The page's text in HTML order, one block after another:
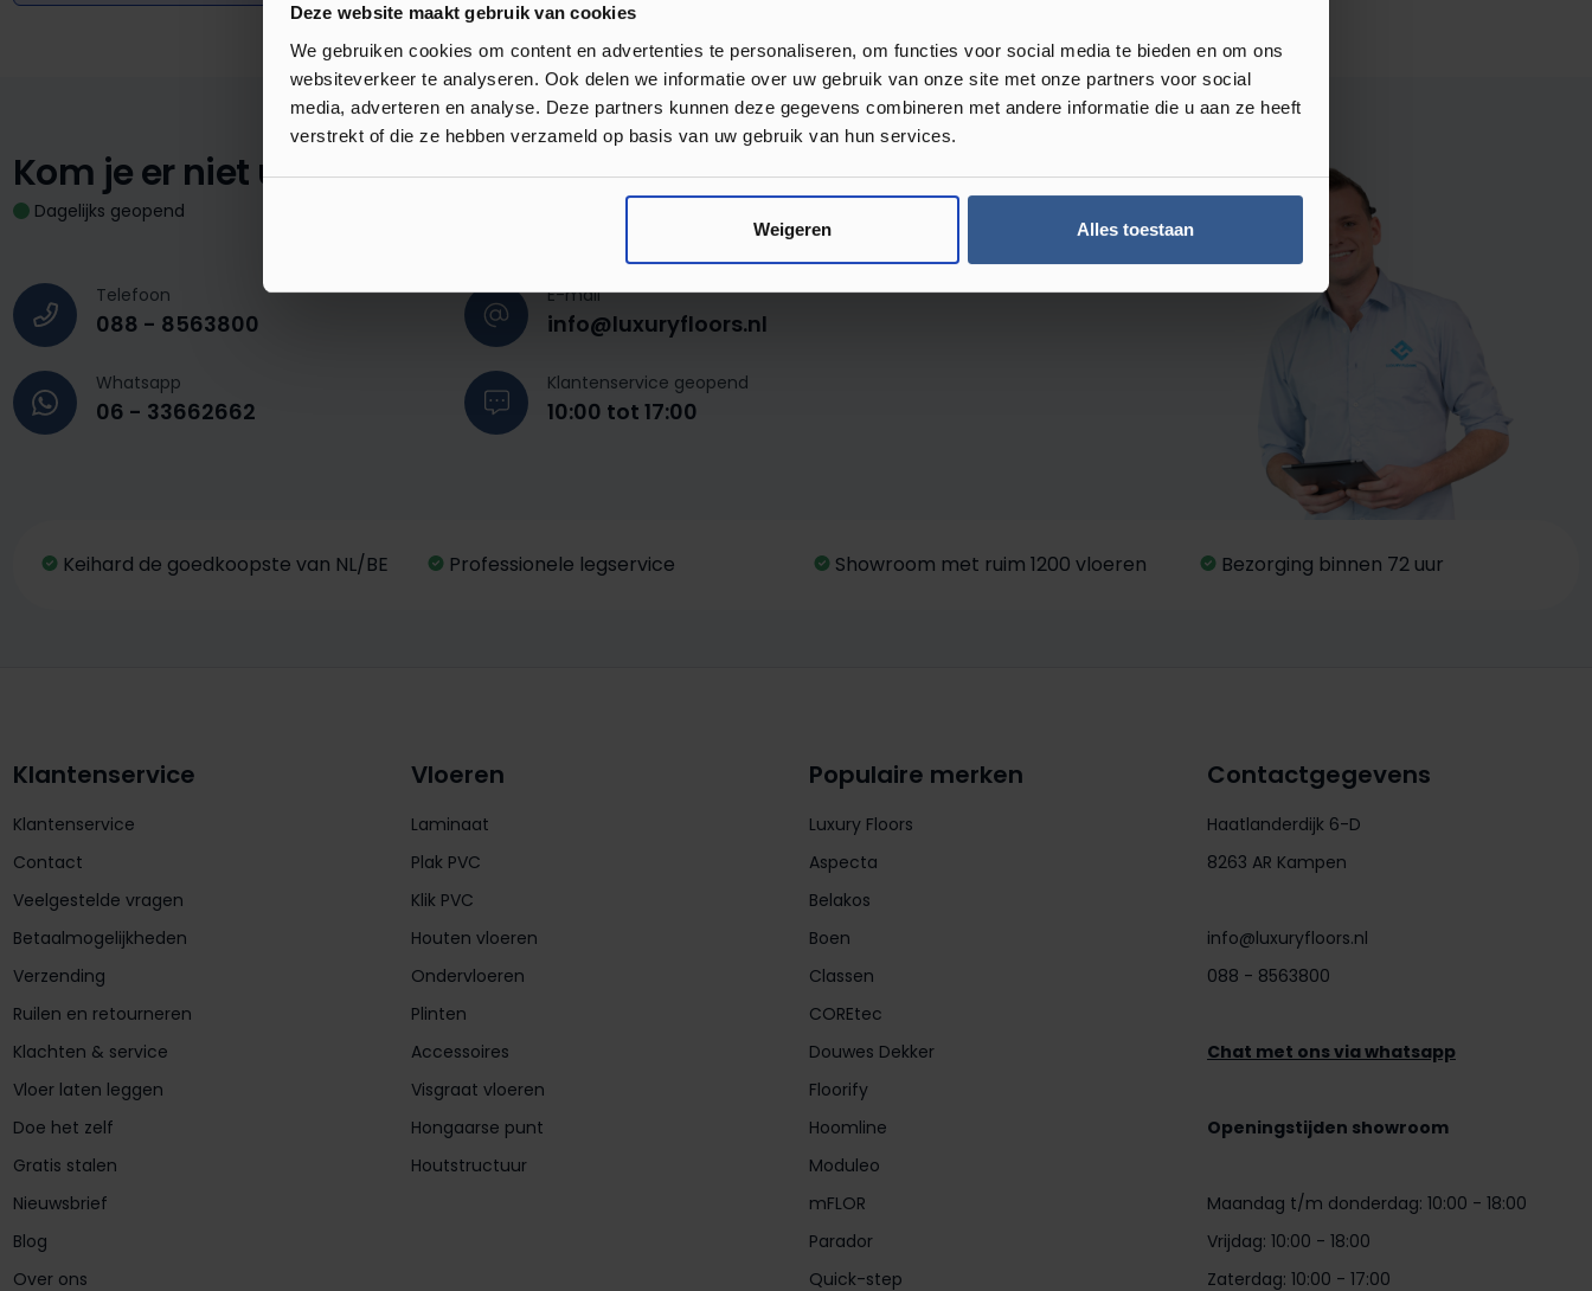
Deze website maakt gebruik van cookies
We gebruiken cookies om content en advertenties te personaliseren, om functies voor social media te bieden en om ons
websiteverkeer te analyseren. Ook delen we informatie over uw gebruik van onze site met onze partners voor social
media, adverteren en analyse. Deze partners kunnen deze gegevens combineren met andere informatie die u aan ze heeft
verstrekt of die ze hebben verzameld op basis van uw gebruik van hun services.
Weigeren Alles toestaan
Kom je er niet uit?We staan voor je klaar!
Dagelijks geopend
Telefoon
088 - 8563800
E-mail
info@luxuryfloors.nl
Whatsapp
06 - 33662662
Klantenservice geopend
10:00 tot 17:00
Keihard de goedkoopste van NL/BE Professionele legservice Showroom met ruim 1200 vloeren Bezorging binnen 72 uur
Contactgegevens
Haatlanderdijk 6-D
8263 AR Kampen
info@luxuryfloors.nl
088 - 8563800
Chat met ons via whatsapp
Openingstijden showroom
Maandag t/m donderdag: 10:00 - 18:00
Vrijdag: 10:00 - 18:00
Zaterdag: 10:00 - 17:00
Klantenservice
Klantenservice
Contact
Veelgestelde vragen
Betaalmogelijkheden
Verzending
Ruilen en retourneren
Klachten & service
Vloer laten leggen
Doe het zelf
Gratis stalen
Nieuwsbrief
Blog
Over ons
Vloeren
Laminaat
Plak PVC
Klik PVC
Houten vloeren
Ondervloeren
Plinten
Accessoires
Visgraat vloeren
Hongaarse punt
Houtstructuur
Populaire merken
Luxury Floors
Aspecta
Belakos
Boen
Classen
COREtec
Douwes Dekker
Floorify
Hoomline
Moduleo
mFLOR
Parador
Quick-step